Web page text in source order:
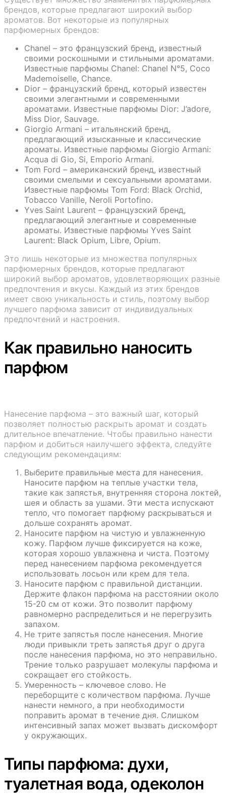
брендов, которые предлагают широкий выбор
ароматов. Вот некоторые из популярных
парфюмерных брендов:
Chanel – это французский бренд, известный
своими роскошными и стильными ароматами.
Известные парфюмы Chanel: Chanel N°5, Coco
Mademoiselle, Chance.
Dior – французский бренд, который известен
своими элегантными и современными
ароматами. Известные парфюмы Dior: J’adore,
Miss Dior, Sauvage.
Giorgio Armani – итальянский бренд,
предлагающий изысканные и классические
ароматы. Известные парфюмы Giorgio Armani:
Acqua di Gio, Si, Emporio Armani.
Tom Ford – американский бренд, известный
своими смелыми и сексуальными ароматами.
Известные парфюмы Tom Ford: Black Orchid,
Tobacco Vanille, Neroli Portofino.
Yves Saint Laurent – французский бренд,
предлагающий элегантные и современные
ароматы. Известные парфюмы Yves Saint
Laurent: Black Opium, Libre, Opium.
Это лишь некоторые из множества популярных
парфюмерных брендов, которые предлагают
широкий выбор ароматов, удовлетворяющих разные
предпочтения и вкусы. Каждый из этих брендов
имеет свою уникальность и стиль, поэтому выбор
лучшего парфюма зависит от индивидуальных
предпочтений и настроения.
Как правильно наносить
парфюм
Нанесение парфюма – это важный шаг, который
позволяет полностью раскрыть аромат и создать
длительное впечатление. Чтобы правильно нанести
парфюм и добиться наилучшего эффекта, следуйте
следующим рекомендациям:
Выберите правильные места для нанесения.
Наносите парфюм на теплые участки тела,
такие как запястья, внутренняя сторона локтей,
шея и область за ушами. Эти места испускают
тепло, что помогает парфюму раскрываться и
дольше сохранять аромат.
Наносите парфюм на чистую и увлажненную
кожу. Парфюм лучше фиксируется на коже,
которая хорошо увлажнена и чиста. Поэтому
перед нанесением парфюма рекомендуется
использовать лосьон или крем для тела.
Наносите парфюм с правильной дистанции.
Держите флакон парфюма на расстоянии около
15-20 см от кожи. Это позволит парфюму
равномерно распределиться и не перегрузить
запахом.
Не трите запястья после нанесения. Многие
люди привыкли треть запястья друг о друга
после нанесения парфюма, но это неправильно.
Трение только разрушает молекулы парфюма и
сокращает его стойкость.
Умеренность – ключевое слово. Не
переборщите с количеством парфюма. Лучше
нанести немного, а при необходимости
поправить аромат в течение дня. Слишком
интенсивный запах может вызвать дискомфорт
у окружающих.
Типы парфюма: духи,
туалетная вода, одеколон